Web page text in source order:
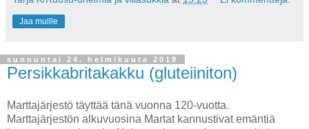
Jaa muille
sunnuntai 24. helmikuuta 2019
Persikkabritakakku (gluteiiniton)
Marttajärjestö täyttää tänä vuonna 120-vuotta.
Marttajärjestön alkuvuosina Martat kannustivat emäntiä